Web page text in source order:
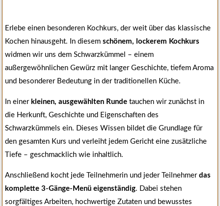
Erlebe einen besonderen Kochkurs, der weit über das klassische
Kochen hinausgeht. In diesem schönem, lockerem Kochkurs
widmen wir uns dem Schwarzkümmel – einem
außergewöhnlichen Gewürz mit langer Geschichte, tiefem Aroma
und besonderer Bedeutung in der traditionellen Küche.
In einer kleinen, ausgewählten Runde tauchen wir zunächst in
die Herkunft, Geschichte und Eigenschaften des
Schwarzkümmels ein. Dieses Wissen bildet die Grundlage für
den gesamten Kurs und verleiht jedem Gericht eine zusätzliche
Tiefe – geschmacklich wie inhaltlich.
Anschließend kocht jede Teilnehmerin und jeder Teilnehmer das
komplette 3-Gänge-Menü eigenständig. Dabei stehen
sorgfältiges Arbeiten, hochwertige Zutaten und bewusstes